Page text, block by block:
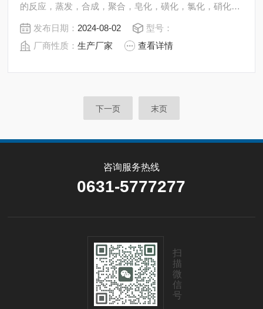
的反应，蒸发，合成，聚合，皂化，磺化，氯化，硝化等
工艺过程的压力容器。内表面采用镜面抛光，确保卫生洁
净*。所有200L高压聚合反应釜均可接受客户的个性化定
制。
发布日期： 2024-08-02
型号：
厂商性质：生产厂家 查看详情
下一页 末页
咨询服务热线
0631-5777277
扫
描
微
信
号